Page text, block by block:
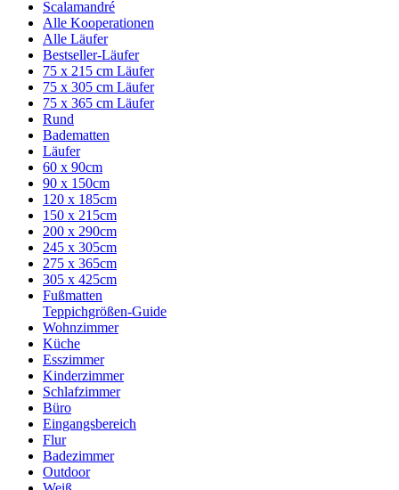
Scalamandré
Alle Kooperationen
Alle Läufer
Bestseller-Läufer
75 x 215 cm Läufer
75 x 305 cm Läufer
75 x 365 cm Läufer
Rund
Badematten
Läufer
60 x 90cm
90 x 150cm
120 x 185cm
150 x 215cm
200 x 290cm
245 x 305cm
275 x 365cm
305 x 425cm
Fußmatten
Teppichgrößen-Guide
Wohnzimmer
Küche
Esszimmer
Kinderzimmer
Schlafzimmer
Büro
Eingangsbereich
Flur
Badezimmer
Outdoor